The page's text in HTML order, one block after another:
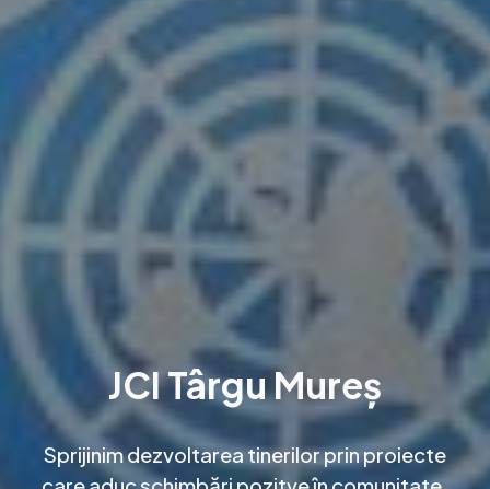
JCI Târgu Mureș
Sprijinim dezvoltarea tinerilor prin proiecte